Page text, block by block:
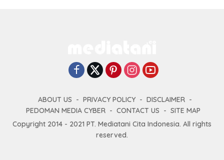
ABOUT US PRIVACY POLICY
DISCLAIMER
PEDOMAN MEDIA CYBER
CONTACT US
SITE MAP
Copyright 2014 - 2021 PT. Mediatani Cita Indonesia. All rights
reserved.